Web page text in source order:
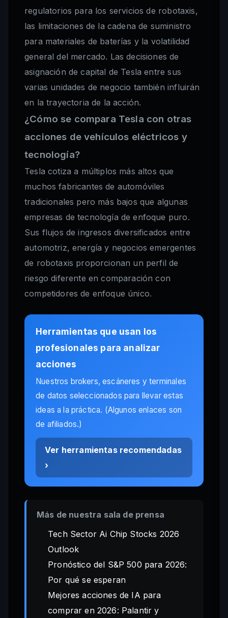
regulatorios para los servicios de robotaxis,
las limitaciones de la cadena de suministro
para materiales de baterías y la volatilidad
general del mercado. Las decisiones de
asignación de capital de Tesla entre sus
varias unidades de negocio también influirán
en la trayectoria de la acción.
¿Cómo se compara Tesla con otras
acciones de vehículos eléctricos y
tecnología?
Tesla cotiza a múltiplos más altos que
muchos fabricantes de automóviles
tradicionales pero más bajos que algunas
empresas de tecnología de enfoque puro.
Sus flujos de ingresos diversificados entre
automotriz, energía y negocios emergentes
de robotaxis proporcionan un perfil de
riesgo diferente en comparación con
competidores de enfoque único.
Herramientas que usan los
profesionales para analizar
acciones
Nuestros brokers, escáneres y terminales
de datos seleccionados para llevar estas
ideas a la práctica. (Algunos enlaces son
de afiliados.)
Ver herramientas recomendadas
›
Más de nuestra sala de prensa
Tech Sector Ai Chip Stocks 2026
Outlook
Pronóstico del S&P 500 para 2026:
Por qué se esperan
Mejores acciones de IA para
comprar en 2026: Palantir y